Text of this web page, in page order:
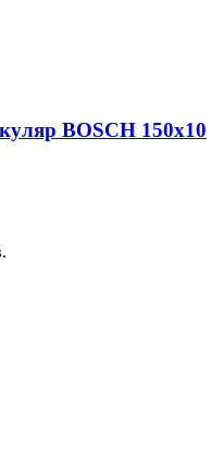
BOSCH 150x10